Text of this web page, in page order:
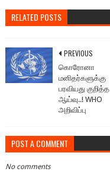
RELATED POSTS
PREVIOUS
கொரோனா
மனிதர்களுக்கு
பரவியது குறித்த
ஆய்வு..! WHO
அறிவிப்பு
POST A COMMENT
No comments